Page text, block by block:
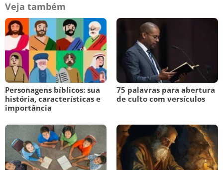
Veja também
Personagens bíblicos: sua
história, características e
importância
75 palavras para abertura
de culto com versículos